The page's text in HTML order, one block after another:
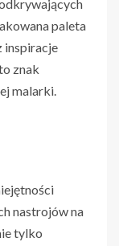
paleta
inspiracje
znak
malarki.
nastrojów na
tylko